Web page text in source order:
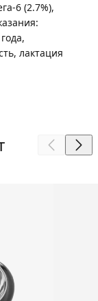
6 (2.7%),
лактация